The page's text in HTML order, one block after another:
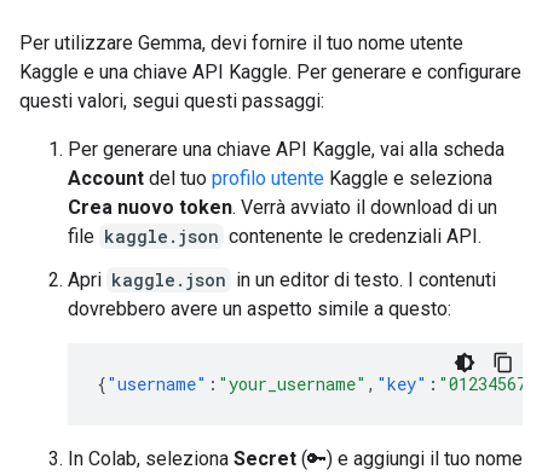
Per utilizzare Gemma, devi fornire il tuo nome utente
Kaggle e una chiave API Kaggle. Per generare e configurare
questi valori, segui questi passaggi:
Per generare una chiave API Kaggle, vai alla scheda
Account del tuo profilo utente Kaggle e seleziona
Crea nuovo token. Verrà avviato il download di un
file kaggle.json contenente le credenziali API.
Apri kaggle.json in un editor di testo. I contenuti
dovrebbero avere un aspetto simile a questo:
{"username" : "your_username" , "key" :
In Colab, seleziona Secret (🔑) e aggiungi il tuo nome